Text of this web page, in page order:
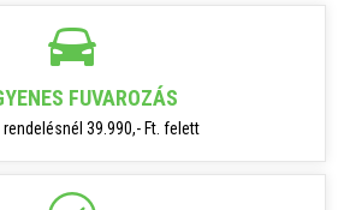
FUVAROZÁS
rendelésnél 39.990,- Ft. felett